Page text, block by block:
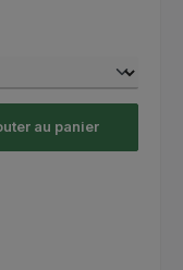
au panier